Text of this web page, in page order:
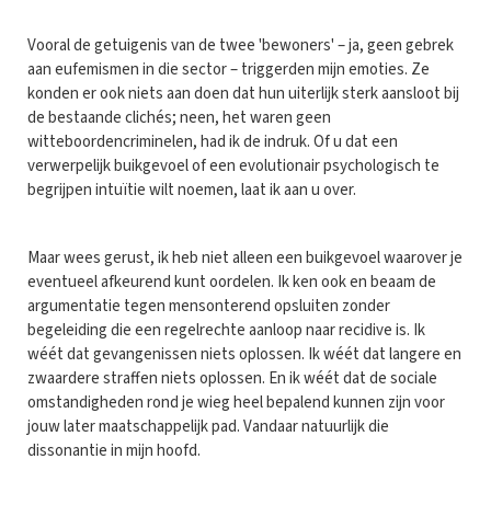
Vooral de getuigenis van de twee 'bewoners' – ja, geen gebrek
aan eufemismen in die sector – triggerden mijn emoties. Ze
konden er ook niets aan doen dat hun uiterlijk sterk aansloot bij
de bestaande clichés; neen, het waren geen
witteboordencriminelen, had ik de indruk. Of u dat een
verwerpelijk buikgevoel of een evolutionair psychologisch te
begrijpen intuïtie wilt noemen, laat ik aan u over.
Maar wees gerust, ik heb niet alleen een buikgevoel waarover je
eventueel afkeurend kunt oordelen. Ik ken ook en beaam de
argumentatie tegen mensonterend opsluiten zonder
begeleiding die een regelrechte aanloop naar recidive is. Ik
wéét dat gevangenissen niets oplossen. Ik wéét dat langere en
zwaardere straffen niets oplossen. En ik wéét dat de sociale
omstandigheden rond je wieg heel bepalend kunnen zijn voor
jouw later maatschappelijk pad. Vandaar natuurlijk die
dissonantie in mijn hoofd.